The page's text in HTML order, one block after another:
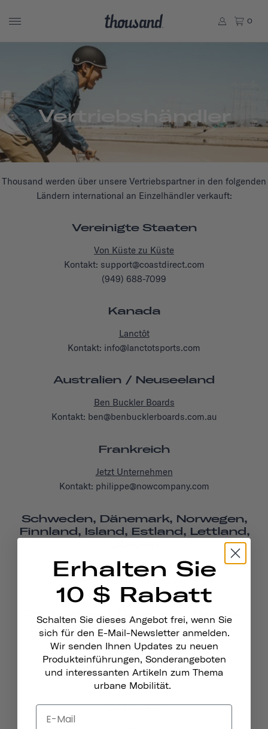
0
Vertriebshändler
Thousand werden über unsere Vertriebspartner in den folgenden
Ländern international an Einzelhändler verkauft:
Vereinigte Staaten
Von Küste zu Küste
Kontakt: support@coastdirect.com
(949) 688-7099
Kanada
Lanctôt
Kontakt: info@lanctotsports.com
Australien / Neuseeland
Ben Buckler Boards
Kontakt: ben@benbucklerboards.com.au
Frankreich
Jetzt Unternehmen
Kontakt: philippe@nowcompany.com
Schweden, Dänemark, Norwegen,
Finnland, Island, Estland, Lettland,
Ikandomore GmbH
Kontakt: hey@ikandomore.com
Deutschland, Österreich, Belgien,
Niederlande, Luxemburg, Polen,
Tschechien, Slowakei
GROFA
Kontakt: info@grofa.com
Schweiz
Erhalten Sie
10 $ Rabatt
Schalten Sie dieses Angebot frei, wenn Sie
sich für den E-Mail-Newsletter anmelden.
Wir senden Ihnen Updates zu neuen
Produkteinführungen, Sonderangeboten
und interessanten Artikeln zum Thema
urbane Mobilität.